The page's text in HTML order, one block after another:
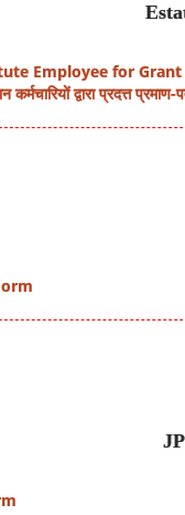
Employee for
द्वारा प्रदत्त प्रमाण-